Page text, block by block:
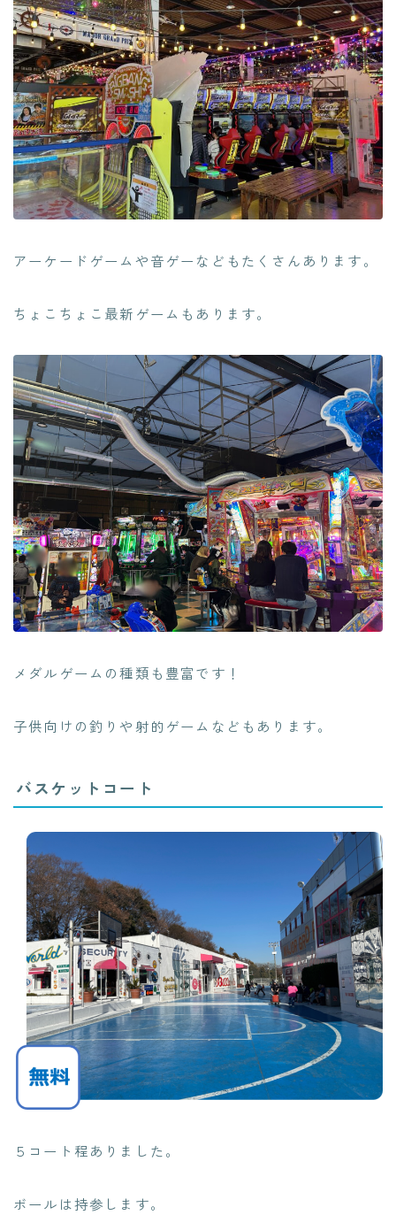
アーケードゲームや音ゲーなどもたくさんあります。
ちょこちょこ最新ゲームもあります。
メダルゲームの種類も豊富です！
子供向けの釣りや射的ゲームなどもあります。
バスケットコート
５コート程ありました。
ボールは持参します。